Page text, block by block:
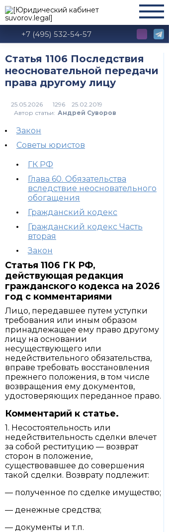
+7 (495) 532-54-57
Статья 1106 Последствия
неосновательной передачи
права другому лицу
1296
Автор статьи: Андрей Суворов
Закон
Советы юристов
ГК РФ
Глава 60. Обязательства
вследствие неосновательного
обогащения
Гражданский кодекс
Гражданский кодекс Часть
вторая
Закон
Статья 1106 ГК РФ,
действующая редакция
гражданского кодекса на 2026
год с комментариями
Лицо, передавшее путем уступки
требования или иным образом
принадлежащее ему право другому
лицу на основании
несуществующего или
недействительного обязательства,
вправе требовать восстановления
прежнего положения, в том числе
возвращения ему документов,
удостоверяющих переданное право.
Комментарий к статье.
1. Несостоятельность или
недействительность сделки влечет
за собой реституцию — возврат
сторон в положение,
существовавшее до совершения
такой сделки. Возврату подлежит:
— полученное по сделке имущество;
— денежные средства;
— документы и т.п.